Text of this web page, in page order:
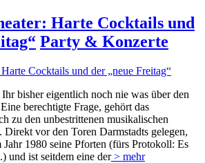
Harte Cocktails und
Party & Konzerte
Ihr bisher eigentlich noch nie was über den
berechtigte Frage, gehört das
zu den unbestrittenen musikalischen
vor den Toren Darmstadts gelegen,
1980 seine Pforten (fürs Protokoll: Es
und ist seitdem eine der> mehr